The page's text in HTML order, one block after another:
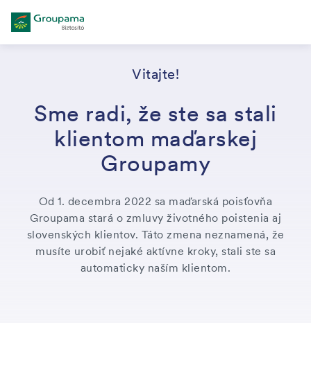
Vitajte!
Sme radi, že ste sa stali
klientom maďarskej
Groupamy
Od 1. decembra 2022 sa maďarská poisťovňa
Groupama stará o zmluvy životného poistenia aj
slovenských klientov. Táto zmena neznamená, že
musíte urobiť nejaké aktívne kroky, stali ste sa
automaticky naším klientom.